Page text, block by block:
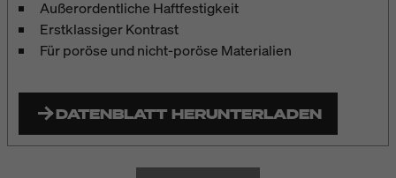
Außerordentliche Haftfestigkeit
Erstklassiger Kontrast
Für poröse und nicht-poröse Materialien
DATENBLATT HERUNTERLADEN